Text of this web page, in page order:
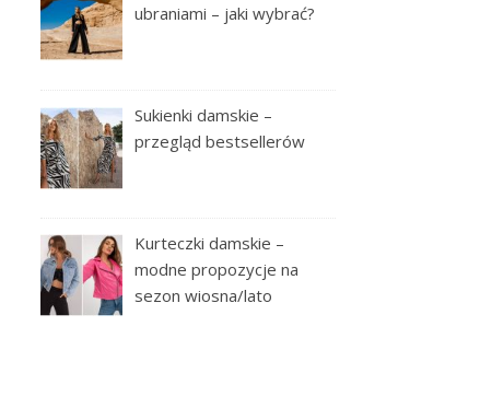
ubraniami – jaki wybrać?
Sukienki damskie –
przegląd bestsellerów
Kurteczki damskie –
modne propozycje na
sezon wiosna/lato